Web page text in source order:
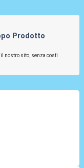
Prodotto
nostro sito, senza costi